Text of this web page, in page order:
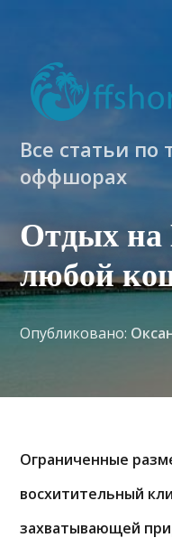
Все статьи по
оффшорах
Отдых на
любой
Опубликовано:
Ограниченные
восхитительный
захватывающей